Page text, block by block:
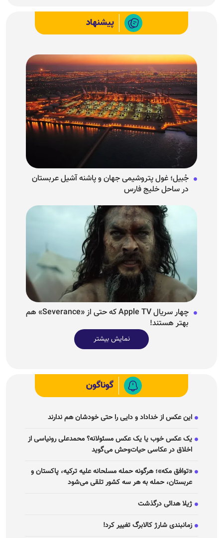
پیشنهاد
جُبیل؛ غول پتروشیمی جهان و پاشنه آشیل عربستان
در ساحل خلیج فارس
چهار سریال Apple TV که حتی از «Severance» هم
بهتر هستند!
نمایش بیشتر
گوناگون
این عکس از خداداد و دایی را حتی خودشان هم ندارند
یک عکس خوب یا یک عکس مسئولانه؟ محمدعلی رونیاسی از
اخلاق در عکاسی حیات‌وحش می‌گوید
«توافق مکه»؛ هرگونه حمله مسلحانه علیه ترکیه، پاکستان و
عربستان، حمله به هر سه کشور تلقی می‌شود
ژیلا هدائی درگذشت
زمانبندی شارژ کالابرگ تغییر کرد!